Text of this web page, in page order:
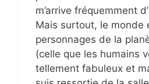
m’arrive fréquemment
Mais surtout, le monde
personnages de la
(celle que les humains
tellement fabuleux et